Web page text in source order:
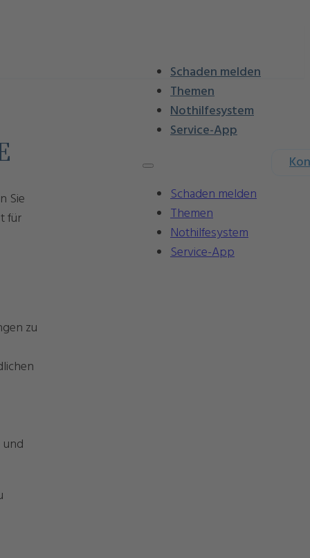
Schaden melden
Themen
Nothilfesystem
Service-App
Schaden melden
Themen
Nothilfesystem
Service-App
Sie
für
zu